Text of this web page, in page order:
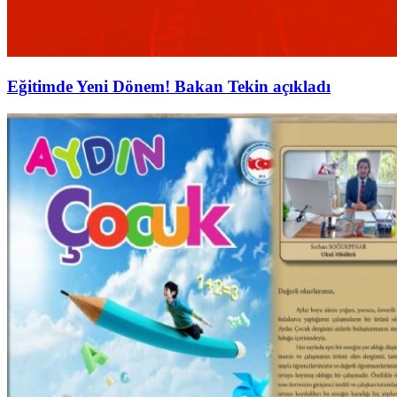
Eğitimde Yeni Dönem! Bakan Tekin açıkladı